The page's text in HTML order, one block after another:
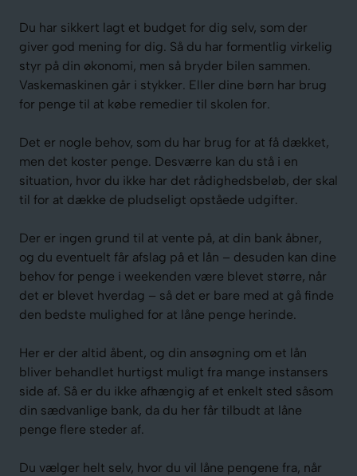
Du har sikkert lagt et budget for dig selv, som der
giver god mening for dig. Så du har formentlig virkelig
styr på din økonomi, men så bryder bilen sammen.
Vaskemaskinen går i stykker. Eller dine børn har brug
for penge til at købe remedier til skolen for.
Det er nogle behov, som du har brug for at få dækket,
men det koster penge. Desværre kan du stå i en
situation, hvor du ikke har det rådighedsbeløb, der skal
til for at dække de pludseligt opståede udgifter.
Der er ingen grund til at vente på, at din bank åbner,
og du eventuelt får afslag på et lån – desuden kan dine
behov for penge i weekenden være blevet større, når
det er blevet hverdag – så det er bare med at gå finde
den bedste mulighed for at låne penge herinde.
Her er der altid åbent, og din ansøgning om et lån
bliver behandlet hurtigst muligt fra mange instansers
side af. Så er du ikke afhængig af et enkelt sted såsom
din sædvanlige bank, da du her får tilbudt at låne
penge flere steder af.
Du vælger helt selv, hvor du vil låne pengene fra, når